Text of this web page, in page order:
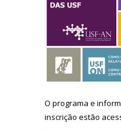
O programa e
inscrição estão